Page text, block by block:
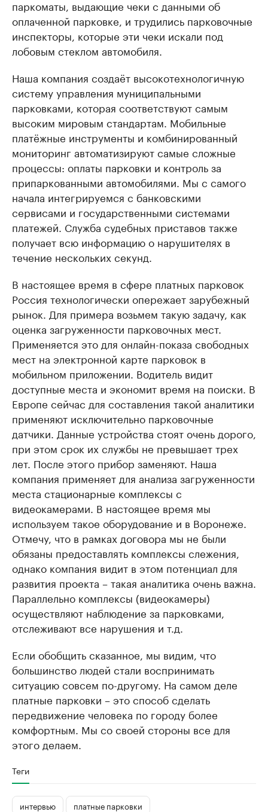
паркоматы, выдающие чеки с данными об
оплаченной парковке, и трудились парковочные
инспекторы, которые эти чеки искали под
лобовым стеклом автомобиля.
Наша компания создаёт высокотехнологичную
систему управления муниципальными
парковками, которая соответствуют самым
высоким мировым стандартам. Мобильные
платёжные инструменты и комбинированный
мониторинг автоматизируют самые сложные
процессы: оплаты парковки и контроль за
припаркованными автомобилями. Мы с самого
начала интегрируемся с банковскими
сервисами и государственными системами
платежей. Служба судебных приставов также
получает всю информацию о нарушителях в
течение нескольких секунд.
В настоящее время в сфере платных парковок
Россия технологически опережает зарубежный
рынок. Для примера возьмем такую задачу, как
оценка загруженности парковочных мест.
Применяется это для онлайн-показа свободных
мест на электронной карте парковок в
мобильном приложении. Водитель видит
доступные места и экономит время на поиски. В
Европе сейчас для составления такой аналитики
применяют исключительно парковочные
датчики. Данные устройства стоят очень дорого,
при этом срок их службы не превышает трех
лет. После этого прибор заменяют. Наша
компания применяет для анализа загруженности
места стационарные комплексы с
видеокамерами. В настоящее время мы
используем такое оборудование и в Воронеже.
Отмечу, что в рамках договора мы не были
обязаны предоставлять комплексы слежения,
однако компания видит в этом потенциал для
развития проекта – такая аналитика очень важна.
Параллельно комплексы (видеокамеры)
осуществляют наблюдение за парковками,
отслеживают все нарушения и т.д.
Если обобщить сказанное, мы видим, что
большинство людей стали воспринимать
ситуацию совсем по-другому. На самом деле
платные парковки – это способ сделать
передвижение человека по городу более
комфортным. Мы со своей стороны все для
этого делаем.
Теги
интервью платные парковки